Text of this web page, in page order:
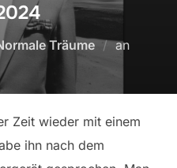
Träume an
Zeit wieder mit einem
ihn nach dem